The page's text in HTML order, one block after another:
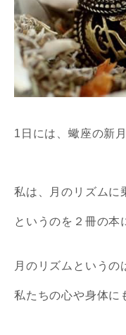
1日には、蠍座の新
私は、月のリズムに
というのを２冊の本
月のリズムというの
私たちの心や身体に